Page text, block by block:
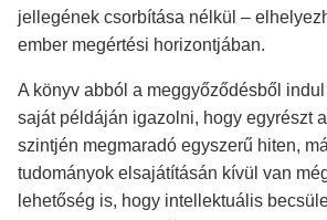
jellegének csorbítása nélkül –
ember megértési horizontjában.
A könyv abból a meggyőződésből
saját példáján igazolni, hogy egyrészt
szintjén megmaradó egyszerű hiten,
tudományok elsajátításán kívül van
lehetőség is, hogy intellektuális